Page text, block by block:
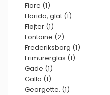
Fiore (1)
Florida, glat (1)
Fløjter (1)
Fontaine (2)
Frederiksborg (1)
Frimurerglas (1)
Gade (1)
Galla (1)
Georgette. (1)